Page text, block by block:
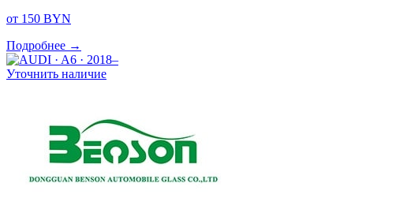
от 150 BYN
Подробнее →
Уточнить наличие